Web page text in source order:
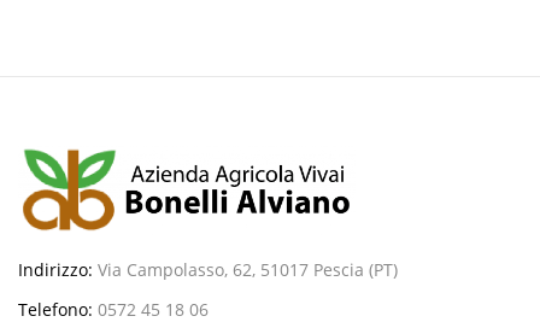
Indirizzo: Via Campolasso, 62, 51017 Pescia (PT)
Telefono: 0572 45 18 06